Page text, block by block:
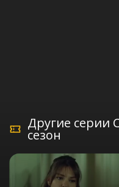
Другие серии
сезон